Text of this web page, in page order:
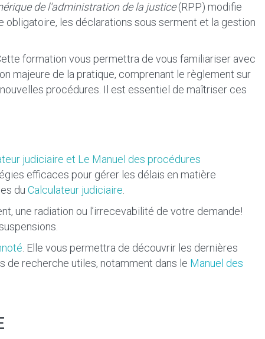
de l'administration de la justice(RPP) modifie
les déclarations sous serment et la gestion
formation vous permettra de vous familiariser avec
majeure de la pratique, comprenant le règlement sur
procédures. Il est essentiel de maîtriser ces
judiciaire et Le Manuel des procédures
efficaces pour gérer les délais en matière
du Calculateur judiciaire
une radiation ou l’irrecevabilité de votre demande!
. Elle vous permettra de découvrir les dernières
de recherche utiles, notamment dans le Manuel des